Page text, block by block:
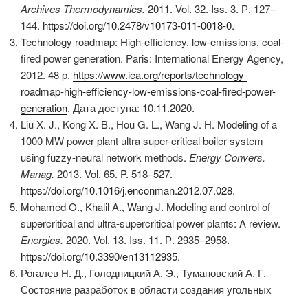
Archives Thermodynamics. 2011. Vol. 32. Iss. 3. Р. 127–
144. https://doi.org/10.2478/v10173-011-0018-0.
Technology roadmap: High-efficiency, low-emissions, coal-
fired power generation. Paris: International Energy Agency,
2012. 48 p. https://www.iea.org/reports/technology-
roadmap-high-efficiency-low-emissions-coal-fired-power-
generation. Дата доступа: 10.11.2020.
Liu X. J., Kong X. B., Hou G. L., Wang J. H. Modeling of a
1000 MW power plant ultra super-critical boiler system
using fuzzy-neural network methods. Energy Convers.
Manag. 2013. Vol. 65. P. 518–527.
https://doi.org/10.1016/j.enconman.2012.07.028.
Mohamed O., Khalil A., Wang J. Modeling and control of
supercritical and ultra-supercritical power plants: A review.
Energies. 2020. Vol. 13. Iss. 11. Р. 2935–2958.
https://doi.org/10.3390/en13112935.
Рогалев Н. Д., Голодницкий А. Э., Тумановский А. Г.
Состояние разработок в области создания угольных